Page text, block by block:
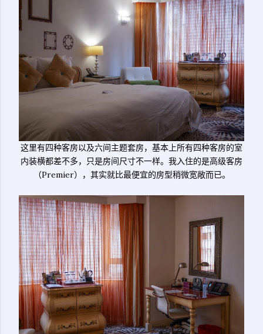
这里有四种客房以及六间主题套房，基本上所有四种客房的室
内装横都差不多，只是房间尺寸不一样。我入住的是高级客房
（Premier），其实就比最便宜的房型稍微宽敞而已。